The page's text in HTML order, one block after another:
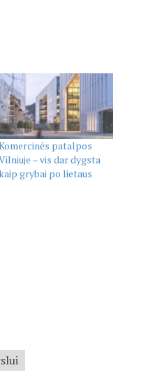
patalpos
– vis dar dygsta
kaip grybai po lietaus